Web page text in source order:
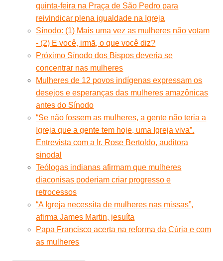
quinta-feira na Praça de São Pedro para
reivindicar plena igualdade na Igreja
Sínodo: (1) Mais uma vez as mulheres não votam
- (2) E você, irmã, o que você diz?
Próximo Sínodo dos Bispos deveria se
concentrar nas mulheres
Mulheres de 12 povos indígenas expressam os
desejos e esperanças das mulheres amazônicas
antes do Sínodo
“Se não fossem as mulheres, a gente não teria a
Igreja que a gente tem hoje, uma Igreja viva”.
Entrevista com a Ir. Rose Bertoldo, auditora
sinodal
Teólogas indianas afirmam que mulheres
diaconisas poderiam criar progresso e
retrocessos
“A Igreja necessita de mulheres nas missas”,
afirma James Martin, jesuíta
Papa Francisco acerta na reforma da Cúria e com
as mulheres